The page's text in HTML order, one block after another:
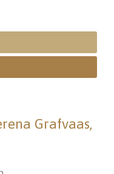
Grafvaas,